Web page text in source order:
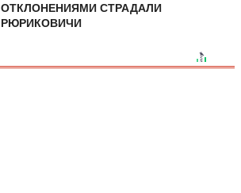
ОТКЛОНЕНИЯМИ СТРАДАЛИ
РЮРИКОВИЧИ